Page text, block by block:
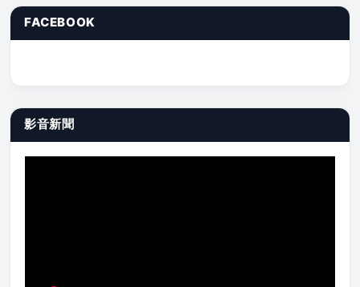
FACEBOOK
影音新聞